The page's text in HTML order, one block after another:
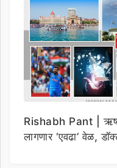
Rishabh Pant | ऋषभ
लागणार ‘एवढा’ वेळ,